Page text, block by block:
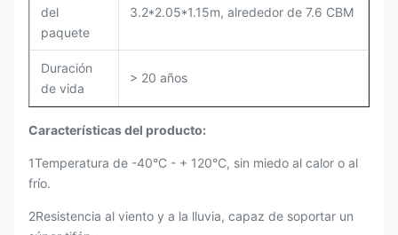
del
paquete
3.2*2.05*1.15m, alrededor de 7.6 CBM
Duración
de vida
> 20 años
Características del producto:
1Temperatura de -40°C - + 120°C, sin miedo al calor o al
frío.
2Resistencia al viento y a la lluvia, capaz de soportar un